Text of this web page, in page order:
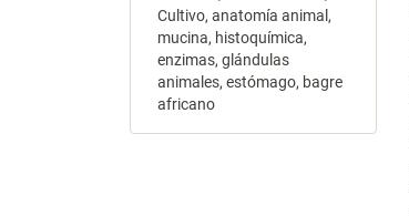
Cultivo, anatomía animal,
mucina, histoquímica,
enzimas, glándulas
animales, estómago, bagre
africano